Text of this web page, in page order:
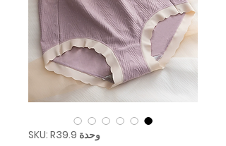
وحدة SKU: R39.9